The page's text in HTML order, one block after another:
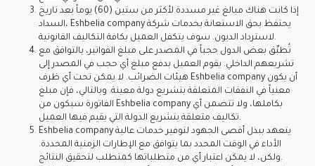
إذا كانت هناك مبالغ غير مسددة لأكثر من ستين (60) يوماً بعد تاريخ
السداد، Eshbelia company يحتفظ بحق الاستعانة بخدمات شركة
لاسترداد الديون. سوف يتكفل العميل بكافة التكاليف القانونية.
تُطبِّق بعض الدول حجباً في المصدر على مبلغ الفواتير، بالتوافق مع
تشريعهم الداخلي. يقوم العميل بدفع مبلغ أي حجب في المصدر إلى
هيئات الضرائب. لا يمكن تحت أي ظرف Eshbelia company أن يكون
معنياً في النفقات المتعلقة بتشريع دولة معينة. وبالتالي، فإن مبلغ
الفاتورة سيكون من Eshbelia company بكاملها، ولا تتضمن أي
تكاليف متعلقة بتشريع الدولة التي يقيم فيها العميل.
Eshbelia company يتعهد ببذل أقصى الجهود لتوفير خدمات عالية
الأداء في الوقت المحدد بما يتوافق مع الإطارات الزمنية المحددة.
ولكن، لا يمكن اعتبار أي من متطلباتها كمتطلب لتحقيق النتائج.